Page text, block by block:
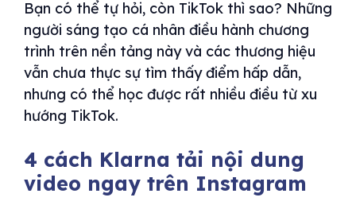
Bạn có thể tự hỏi, còn TikTok thì sao? Những
người sáng tạo cá nhân điều hành chương
trình trên nền tảng này và các thương hiệu
vẫn chưa thực sự tìm thấy điểm hấp dẫn,
nhưng có thể học được rất nhiều điều từ xu
hướng TikTok.
4 cách Klarna tải nội dung
video ngay trên Instagram